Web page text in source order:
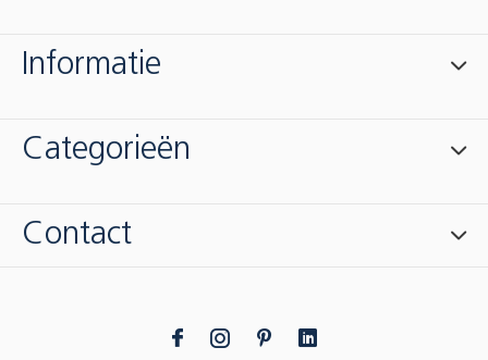
Informatie
Categorieën
Contact